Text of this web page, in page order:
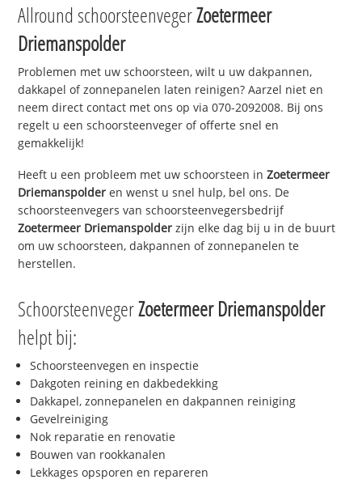
Allround schoorsteenvegerZoetermeer
Driemanspolder
Problemen met uw schoorsteen, wilt u uw dakpannen,
dakkapel of zonnepanelen laten reinigen? Aarzel niet en
neem direct contact met ons op via 070-2092008. Bij ons
regelt u een schoorsteenveger of offerte snel en
gemakkelijk!
Heeft u een probleem met uw schoorsteen inZoetermeer
Driemanspolder en wenst u snel hulp, bel ons. De
schoorsteenvegers van schoorsteenvegersbedrijf
Zoetermeer Driemanspolder zijn elke dag bij u in de buurt
om uw schoorsteen, dakpannen of zonnepanelen te
herstellen.
SchoorsteenvegerZoetermeer Driemanspolder
helpt bij:
Schoorsteenvegen en inspectie
Dakgoten reining en dakbedekking
Dakkapel, zonnepanelen en dakpannen reiniging
Gevelreiniging
Nok reparatie en renovatie
Bouwen van rookkanalen
Lekkages opsporen en repareren